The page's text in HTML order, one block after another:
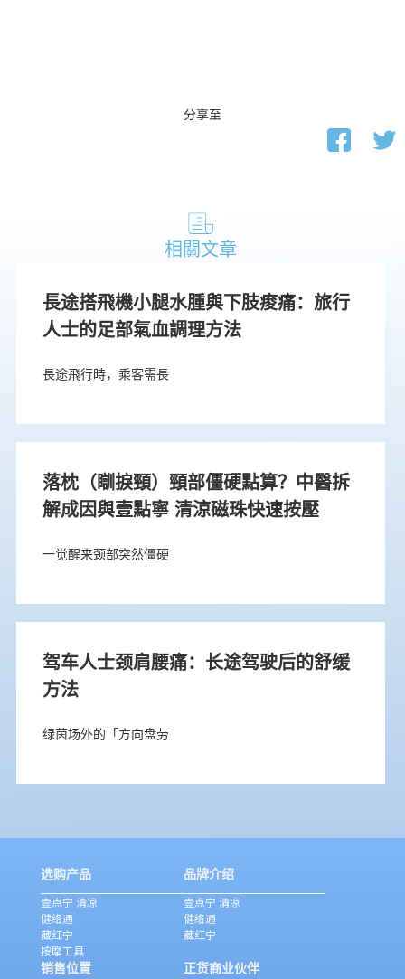
分享至
相關文章
長途搭飛機小腿水腫與下肢痠痛：旅行
人士的足部氣血調理方法
長途飛行時，乘客需長
落枕（瞓捩頸）頸部僵硬點算？中醫拆
解成因與壹點寧 清涼磁珠快速按壓
一觉醒来颈部突然僵硬
驾车人士颈肩腰痛：长途驾驶后的舒缓
方法
绿茵场外的「方向盘劳
选购产品
壹点宁 清凉
健络通
藏红宁
按摩工具
品牌介绍
壹点宁 清凉
健络通
藏红宁
销售位置 正货商业伙伴